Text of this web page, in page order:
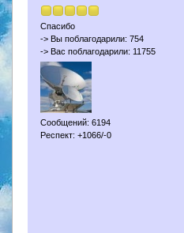
Спасибо
-> Вы поблагодарили: 754
-> Вас поблагодарили: 11755
Сообщений: 6194
Респект: +1066/-0